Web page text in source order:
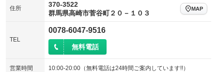
住所
370-3522
群馬県高崎市菅谷町２０－１０３
MAP
TEL
0078-6047-9516
無料電話
営業時間 10:00-20:00（無料電話は24時間ご案内しています!!）